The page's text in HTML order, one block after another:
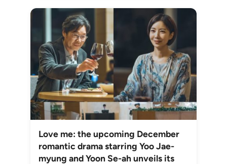
Love me: the upcoming December
romantic drama starring Yoo Jae-
myung and Yoon Se-ah unveils its